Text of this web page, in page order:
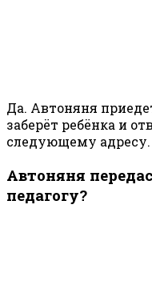
Да. Автоняня
заберёт ребёнка и
следующему адресу.
Автоняня
педагогу?